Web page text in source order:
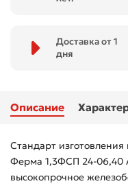
Доставка от 1
дня
Описание
Стандарт изготовления
Ферма 1,3ФСП 24-06,40
высокопрочное